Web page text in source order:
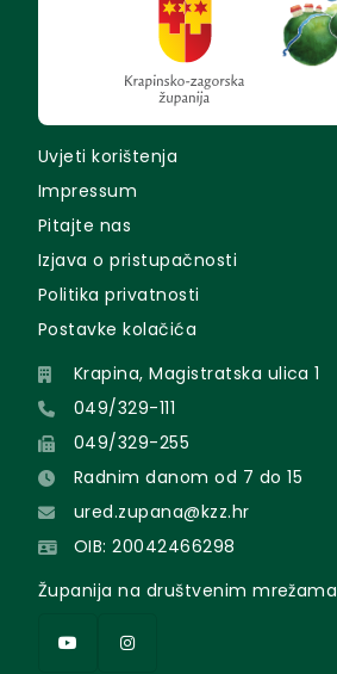
Uvjeti korištenja
Impressum
Pitajte nas
Izjava o pristupačnosti
Politika privatnosti
Postavke kolačića
Krapina, Magistratska ulica 1
049/329-111
049/329-255
Radnim danom od 7 do 15
ured.zupana@kzz.hr
OIB: 20042466298
Županija na društvenim mrežama